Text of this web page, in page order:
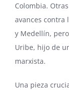
Colombia.
avances contra
y Medellín,
Uribe, hijo de
marxista.
Una pieza